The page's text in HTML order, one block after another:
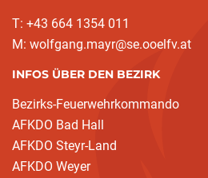
T: +43 664 1354 011
M: wolfgang.mayr@se.ooelfv.at
INFOS ÜBER DEN BEZIRK
Bezirks-Feuerwehrkommando
AFKDO Bad Hall
AFKDO Steyr-Land
AFKDO Weyer